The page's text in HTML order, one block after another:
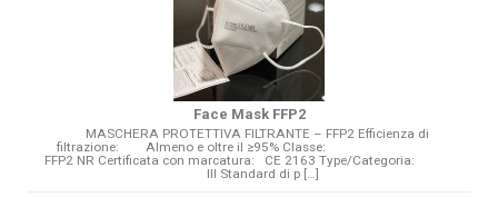
Face Mask FFP2
MASCHERA PROTETTIVA FILTRANTE – FFP2 Efficienza di
filtrazione: Almeno e oltre il ≥95% Classe:
FFP2 NR Certificata con marcatura: CE 2163 Type/Categoria:
III Standard di p […]